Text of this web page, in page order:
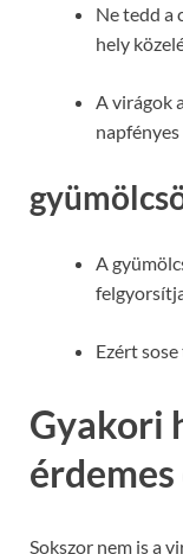
Ne tedd a
hely
A virágok
A
Ezért
Gyakori
Sokszor nem is a